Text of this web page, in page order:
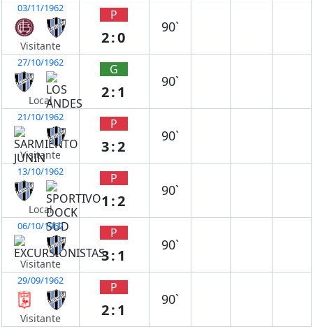
03/11/1962
Visitante
P
2:0
90`
27/10/1962
Local
G
2:1
90`
21/10/1962
Visitante
P
3:2
90`
13/10/1962
Local
P
1:2
90`
06/10/1962
Visitante
P
3:1
90`
29/09/1962
Visitante
P
2:1
90`